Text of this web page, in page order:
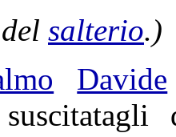
salterio.)
Davide
suscitatagli